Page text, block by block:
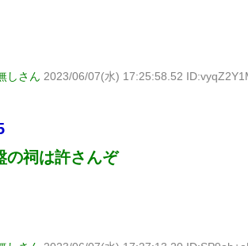
しさん 2023/06/07(水) 17:25:58.52
の祠は許さんぞ